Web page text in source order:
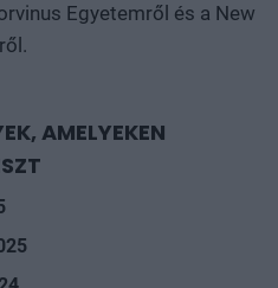
Egyetemről és a New
AMELYEKEN